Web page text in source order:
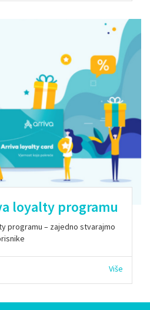
loyalty programu
programu – zajedno stvarajmo
Više